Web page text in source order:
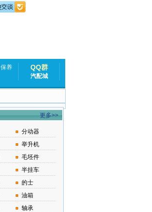
保养
QQ群
汽配城
更多>>
分动器
举升机
毛坯件
半挂车
的士
油箱
轴承